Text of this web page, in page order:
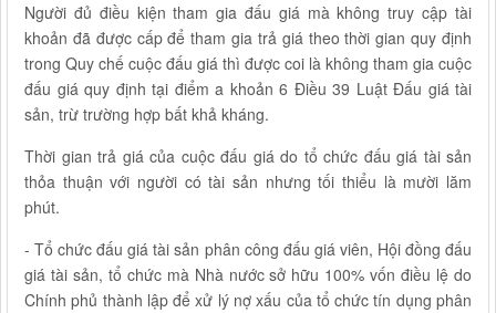
Người đủ điều kiện tham gia đấu giá mà không truy cập tài
khoản đã được cấp để tham gia trả giá theo thời gian quy định
trong Quy chế cuộc đấu giá thì được coi là không tham gia cuộc
đấu giá quy định tại điểm a khoản 6 Điều 39 Luật Đấu giá tài
sản, trừ trường hợp bất khả kháng.
Thời gian trả giá của cuộc đấu giá do tổ chức đấu giá tài sản
thỏa thuận với người có tài sản nhưng tối thiểu là mười lăm
phút.
- Tổ chức đấu giá tài sản phân công đấu giá viên, Hội đồng đấu
giá tài sản, tổ chức mà Nhà nước sở hữu 100% vốn điều lệ do
Chính phủ thành lập để xử lý nợ xấu của tổ chức tín dụng phân